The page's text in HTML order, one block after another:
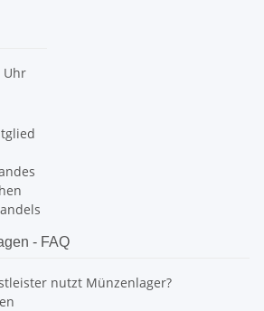
Uhr
- FAQ
nutzt Münzenlager?